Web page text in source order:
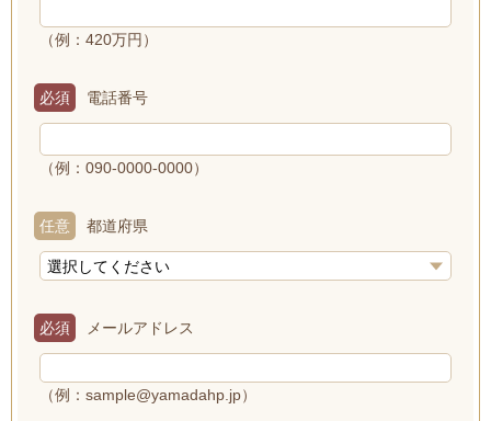
（例：420万円）
電話番号
必須
（例：090-0000-0000）
都道府県
任意
メールアドレス
必須
（例：sample@yamadahp.jp）